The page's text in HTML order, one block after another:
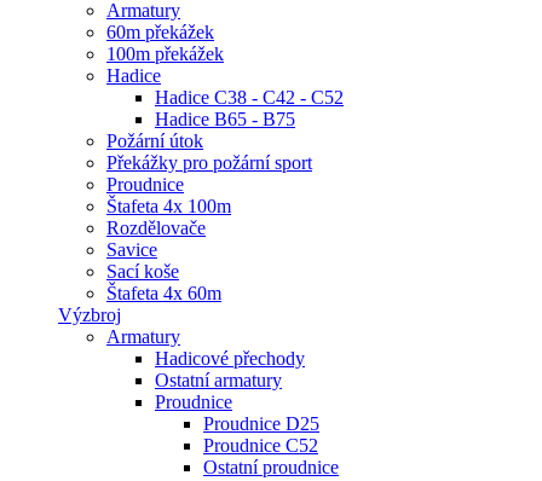
Armatury
60m překážek
100m překážek
Hadice
Hadice C38 - C42 - C52
Hadice B65 - B75
Požární útok
Překážky pro požární sport
Proudnice
Štafeta 4x 100m
Rozdělovače
Savice
Sací koše
Štafeta 4x 60m
Výzbroj
Armatury
Hadicové přechody
Ostatní armatury
Proudnice
Proudnice D25
Proudnice C52
Ostatní proudnice